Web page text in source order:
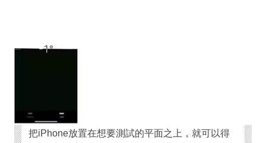
把iPhone放置在想要測試的平面之上，就可以得